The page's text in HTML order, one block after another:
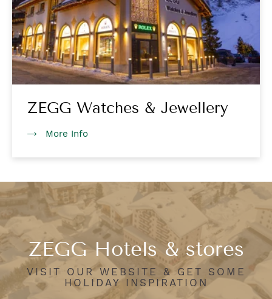
ZEGG Watches & Jewellery
More Info
ZEGG Hotels & stores
VISIT OUR WEBSITE & GET SOME
HOLIDAY INSPIRATION